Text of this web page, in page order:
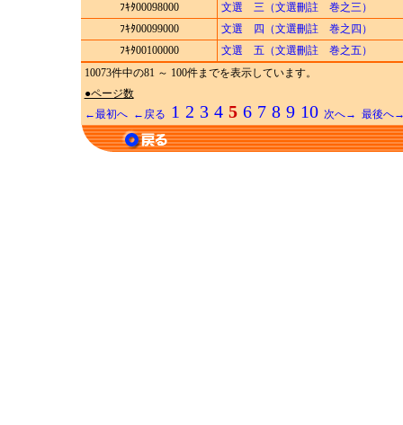
ﾌｷﾀ00098000
文選 三（文選刪註 巻之三）
ﾌｷﾀ00099000
文選 四（文選刪註 巻之四）
ﾌｷﾀ00100000
文選 五（文選刪註 巻之五）
10073件中の81 ～ 100件までを表示しています。
●ページ数
←最初へ
←戻る 1 2 3 4 5 6 7 8 9 10 次へ→ 最後へ